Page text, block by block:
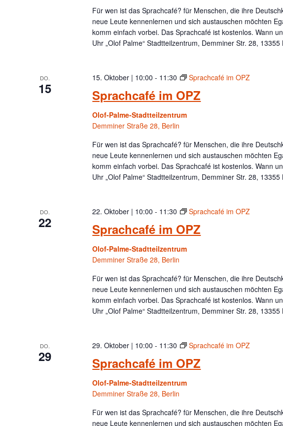
Für wen ist das Sprachcafé? für Menschen, die ihre
neue Leute kennenlernen und sich austauschen möchten
komm einfach vorbei. Das Sprachcafé ist kostenlos. Wann
Uhr „Olof Palme“ Stadtteilzentrum, Demminer Str. 28,
DO.
15 Sprachcafé im OPZ
15. Oktober | 10:00 - 11:30 Sprachcafé im OPZ
Olof-Palme-Stadtteilzentrum
Demminer Straße 28, Berlin
Für wen ist das Sprachcafé? für Menschen, die ihre
neue Leute kennenlernen und sich austauschen möchten
komm einfach vorbei. Das Sprachcafé ist kostenlos. Wann
Uhr „Olof Palme“ Stadtteilzentrum, Demminer Str. 28,
DO.
22 Sprachcafé im OPZ
22. Oktober | 10:00 - 11:30 Sprachcafé im OPZ
Olof-Palme-Stadtteilzentrum
Demminer Straße 28, Berlin
Für wen ist das Sprachcafé? für Menschen, die ihre
neue Leute kennenlernen und sich austauschen möchten
komm einfach vorbei. Das Sprachcafé ist kostenlos. Wann
Uhr „Olof Palme“ Stadtteilzentrum, Demminer Str. 28,
DO.
29 Sprachcafé im OPZ
29. Oktober | 10:00 - 11:30 Sprachcafé im OPZ
Olof-Palme-Stadtteilzentrum
Demminer Straße 28, Berlin
Für wen ist das Sprachcafé? für Menschen, die ihre
neue Leute kennenlernen und sich austauschen möchten